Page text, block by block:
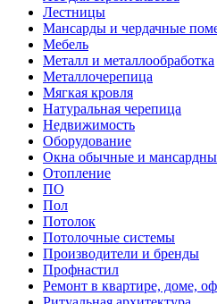
Лестницы
Мансарды и чердачные
Мебель
Металл и металлообработка
Металлочерепица
Мягкая кровля
Натуральная черепица
Недвижимость
Оборудование
Окна обычные и
Отопление
ПО
Пол
Потолок
Потолочные системы
Производители и бренды
Профнастил
Ремонт в квартире, доме,